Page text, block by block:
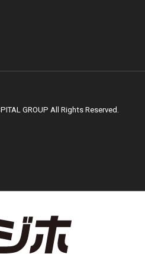
上大岡
GROUP All Rights Reserved.